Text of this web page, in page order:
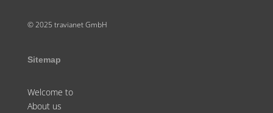
© 2025 travianet GmbH
Sitemap
Welcome to
About us